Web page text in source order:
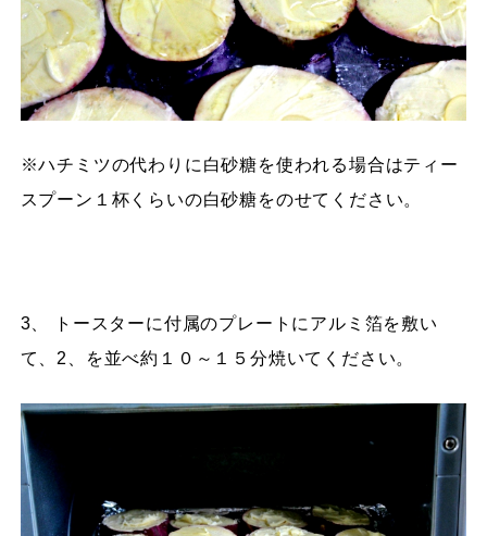
※ハチミツの代わりに白砂糖を使われる場合はティー
スプーン１杯くらいの白砂糖をのせてください。
3、 トースターに付属のプレートにアルミ箔を敷い
て、2、を並べ約１０～１５分焼いてください。